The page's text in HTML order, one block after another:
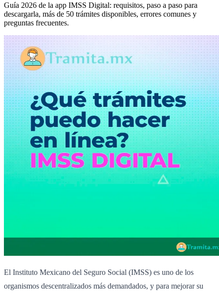
Guía 2026 de la app IMSS Digital: requisitos, paso a paso para
descargarla, más de 50 trámites disponibles, errores comunes y
preguntas frecuentes.
El Instituto Mexicano del Seguro Social (IMSS) es uno de los
organismos descentralizados más demandados, y para mejorar su